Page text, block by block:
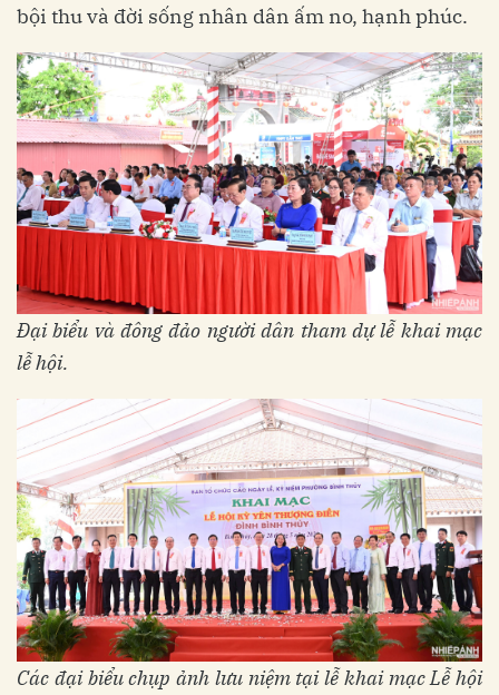
bội thu và đời sống nhân dân ấm no, hạnh phúc.
Đại biểu và đông đảo người dân tham dự lễ khai mạc
lễ hội.
Các đại biểu chụp ảnh lưu niệm tại lễ khai mạc Lễ hội